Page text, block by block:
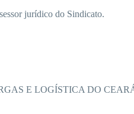
jurídico do Sindicato.
E LOGÍSTICA DO